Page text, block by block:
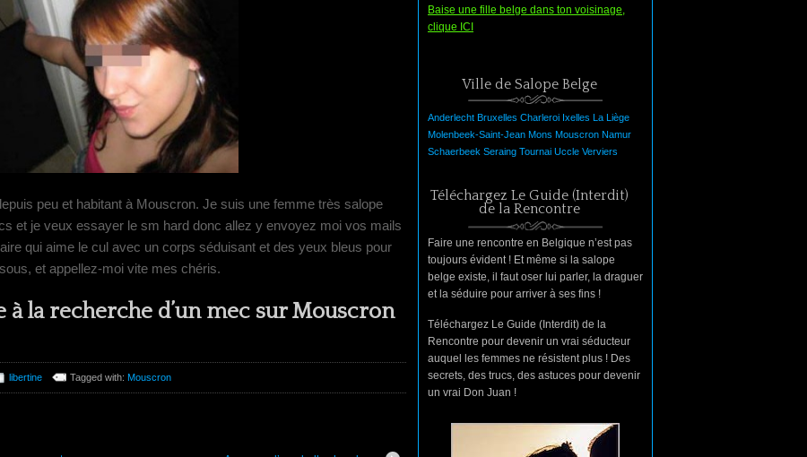
peu et habitant à Mouscron. Je suis une femme très salope
et je veux essayer le sm hard donc allez y envoyez moi vos mails
qui aime le cul avec un corps séduisant et des yeux bleus pour
et appellez-moi vite mes chéris.
la recherche d’un mec sur Mouscron
libertine Tagged with: Mouscron
Baise une fille belge dans ton voisinage,
clique ICI
Ville de Salope Belge
Anderlecht Bruxelles Charleroi Ixelles La Liège
Molenbeek-Saint-Jean Mons Mouscron Namur
Schaerbeek Seraing Tournai Uccle Verviers
Téléchargez Le Guide (Interdit)
de la Rencontre
Faire une rencontre en Belgique n’est pas
toujours évident ! Et même si la salope
belge existe, il faut oser lui parler, la draguer
et la séduire pour arriver à ses fins !
Téléchargez Le Guide (Interdit) de la
Rencontre pour devenir un vrai séducteur
auquel les femmes ne résistent plus ! Des
secrets, des trucs, des astuces pour devenir
un vrai Don Juan !